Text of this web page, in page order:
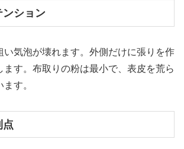
ンション
い気泡が壊れます。外側だけに張りを作
ます。布取りの粉は最小で、表皮を荒ら
す。
点